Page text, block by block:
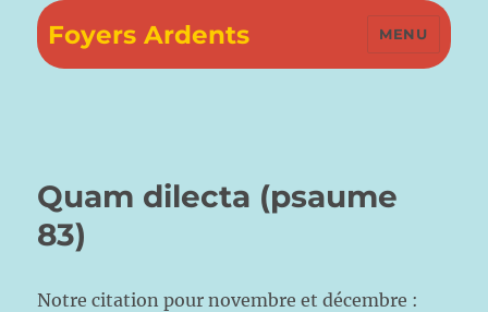
Foyers Ardents MENU
Quam dilecta (psaume
83)
Notre citation pour novembre et décembre :